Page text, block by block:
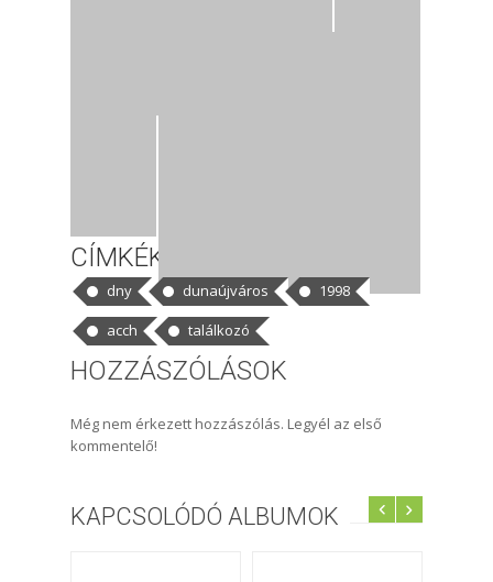
CÍMKÉK
dny dunaújváros
1998
acch
találkozó
HOZZÁSZÓLÁSOK
Még nem érkezett hozzászólás. Legyél az első
kommentelő!
KAPCSOLÓDÓ ALBUMOK